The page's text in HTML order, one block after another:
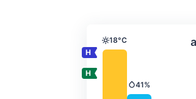
Средна
Температура
18°C
Валежи
41%